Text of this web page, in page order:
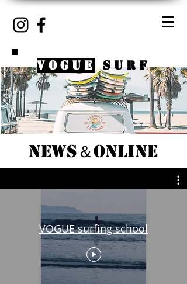
VOGUE SURF
NEWs＆ONLINE
VOGUE surfing school